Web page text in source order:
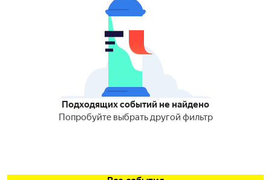
Подходящих событий не найдено
Попробуйте выбрать другой фильтр